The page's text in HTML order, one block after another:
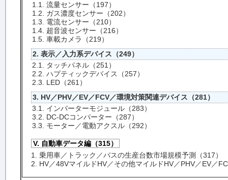
1.1. 流量センサー（197）
1.2. ガス濃度センサー（202）
1.3. 電流センサー（210）
1.4. 超音波センサー（216）
1.5. 車載カメラ（219）
2. 表示／入力系デバイス（249）
2.1. タッチパネル（251）
2.2. ハプティックデバイス（257）
2.3. LED（261）
3. HV／PHV／EV／FCV／環境対策関連デバイス（281）
3.1. インバーターモジュール（283）
3.2. DC-DCコンバーター（287）
3.3. モーター／電動アクスル（292）
V. 自動車データ編（315）
1. 乗用車／トラック／バスの生産台数市場規模予測（317）
2. HV／48VマイルドHV／その他マイルドHV／PHV／EV／